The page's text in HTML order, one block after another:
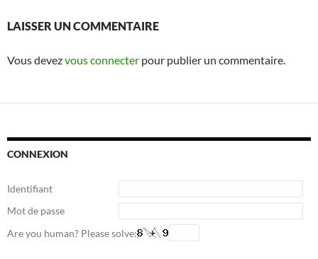
LAISSER UN COMMENTAIRE
Vous devezvous connecter pour publier un commentaire.
CONNEXION
Identifiant
Mot de passe
Are you human? Please solve: